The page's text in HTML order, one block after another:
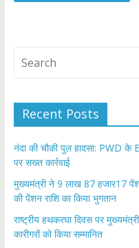
Recent Posts
नंदा की चौकी पुल हादसा: PWD के
पर सख्त कार्रवाई
मुख्यमंत्री ने 9 लाख 87 हजार17
की पेंशन राशि का किया भुगतान
राष्ट्रीय हथकरघा दिवस पर
कारीगरों को किया सम्मानित